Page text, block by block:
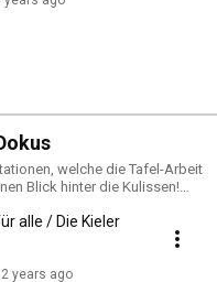
welche die Tafel-Arbeit
Blick hinter die Kulissen!
Sie geben jedoch einen guten
Tafel-Themen an. Viel
alle / Die Kieler
years ago